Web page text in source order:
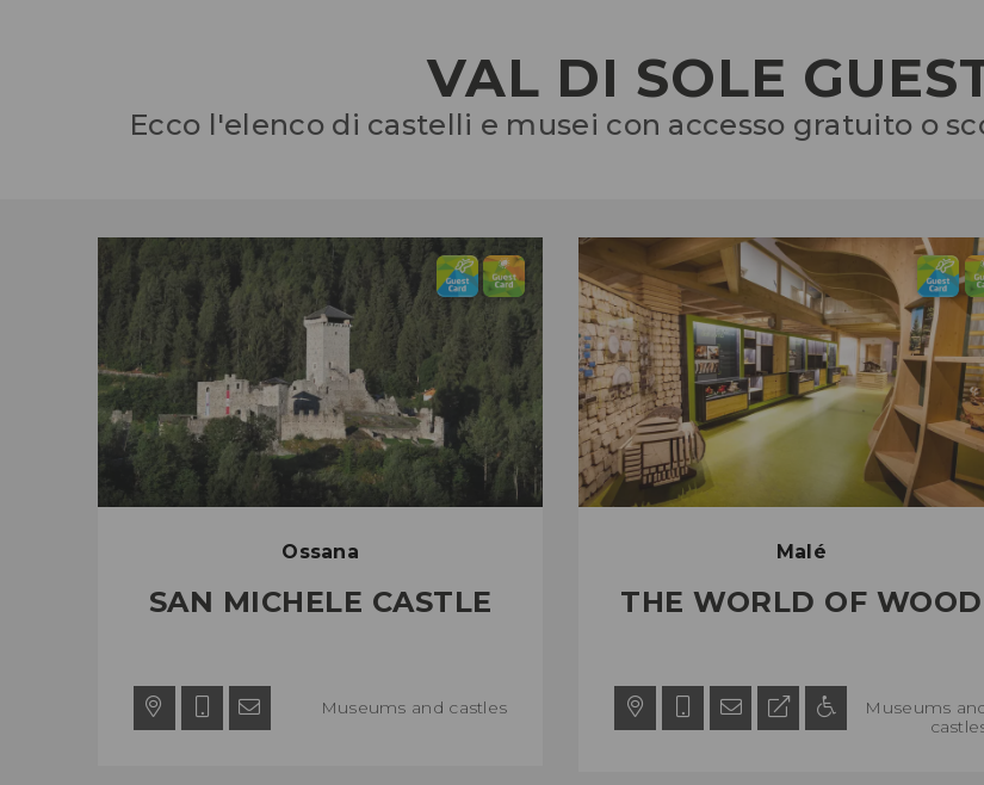
VAL DI SOLE
Ecco l'elenco di castelli e musei con accesso gratuito o
Ossana
SAN MICHELE CASTLE
Museums and castles
Malé
THE WORLD OF WOOD
Museums